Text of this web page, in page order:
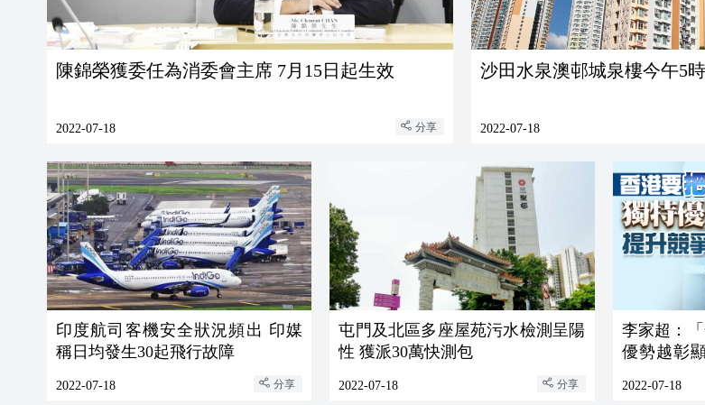
陳錦榮獲委任為消委會主席 7月15日起生效
2022-07-18 分享
沙田水泉澳邨城泉樓今午5
2022-07-18
印度航司客機安全狀況頻出 印媒
稱日均發生30起飛行故障
2022-07-18 分享
屯門及北區多座屋苑污水檢測呈陽
性 獲派30萬快測包
2022-07-18 分享
李家超：
優勢越彰
2022-07-18